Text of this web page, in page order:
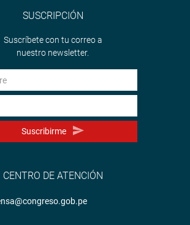
SUSCRIPCIÓN
Suscríbete con tu correo a
nuestro newsletter.
Suscribirme
CENTRO DE ATENCIÓN